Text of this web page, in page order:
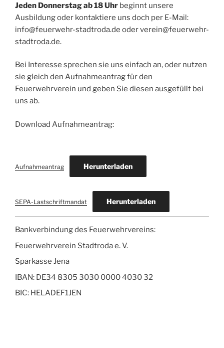
Jeden Donnerstag ab 18 Uhr beginnt unsere
Ausbildung oder kontaktiere uns doch per E-Mail:
info@feuerwehr-stadtroda.de oder verein@feuerwehr-
stadtroda.de.
Bei Interesse sprechen sie uns einfach an, oder nutzen
sie gleich den Aufnahmeantrag für den
Feuerwehrverein und geben Sie diesen ausgefüllt bei
uns ab.
Download Aufnahmeantrag:
Aufnahmeantrag Herunterladen
SEPA-Lastschriftmandat Herunterladen
Bankverbindung des Feuerwehrvereins:
Feuerwehrverein Stadtroda e. V.
Sparkasse Jena
IBAN: DE34 8305 3030 0000 4030 32
BIC: HELADEF1JEN